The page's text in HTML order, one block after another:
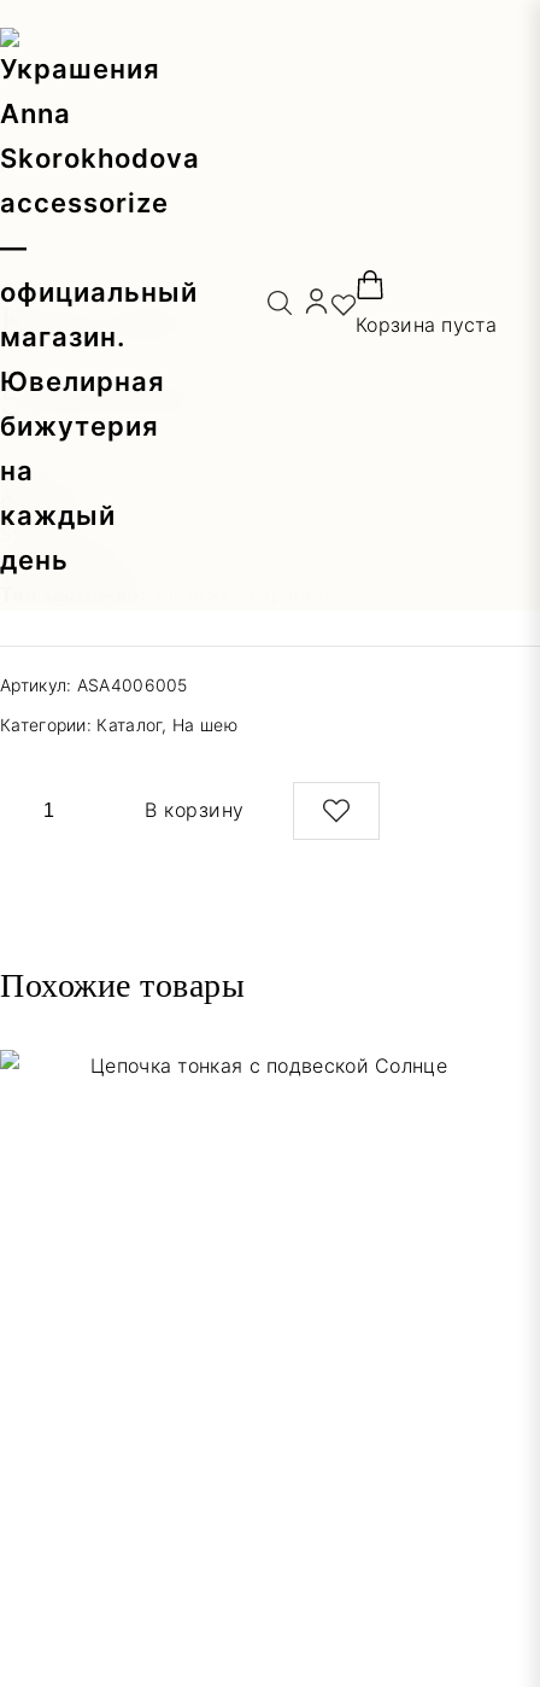
Корзина пуста
Главная/Каталог/На шею
Колье-цепь
5200,00
Цвет:
Состав:
сталь с покрытием позолота, кристаллы
Swarovski, имитация жемчуга
Вес/длина:
Артикул: ASA4006005
Категории: Каталог, На шею
Количество
В корзину
Похожие товары